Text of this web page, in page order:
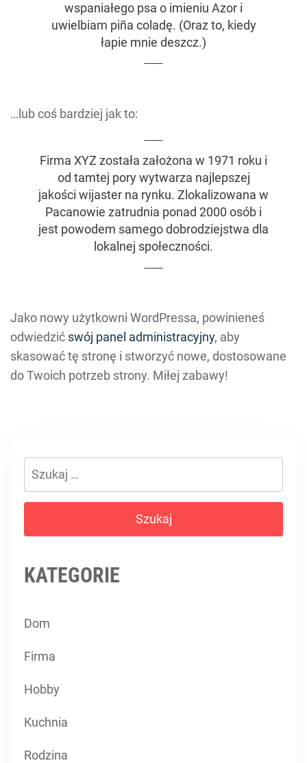
wspaniałego psa o imieniu Azor i
uwielbiam piña coladę. (Oraz to, kiedy
łapie mnie deszcz.)
…lub coś bardziej jak to:
Firma XYZ została założona w 1971 roku i
od tamtej pory wytwarza najlepszej
jakości wijaster na rynku. Zlokalizowana w
Pacanowie zatrudnia ponad 2000 osób i
jest powodem samego dobrodziejstwa dla
lokalnej społeczności.
Jako nowy użytkowni WordPressa, powinieneś
odwiedzić swój panel administracyjny, aby
skasować tę stronę i stworzyć nowe, dostosowane
do Twoich potrzeb strony. Miłej zabawy!
Szukaj:
KATEGORIE
Dom
Firma
Hobby
Kuchnia
Rodzina